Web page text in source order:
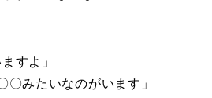
すよ」
〇みたいなのがいます」